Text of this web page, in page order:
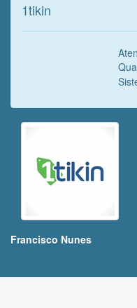
1tikin
Francisco Nunes